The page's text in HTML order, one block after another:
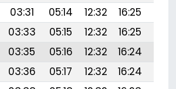
03:31 05:14 12:32 16:25
03:33 05:15 12:32 16:25
03:35 05:16 12:32 16:24
03:36 05:17 12:32 16:24